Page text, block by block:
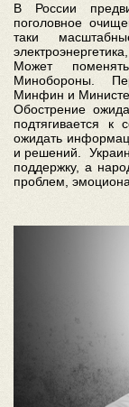
В России
поголовное
таки
Может
Минобороны.
Минфин и
Обострение
подтягивается
ожидать
и решений.
поддержку, а
проблем,